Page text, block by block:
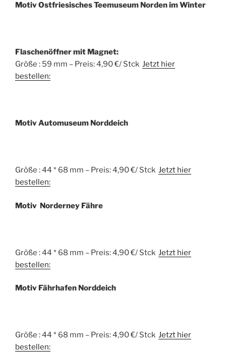
Motiv Ostfriesisches Teemuseum Norden im Winter
Flaschenöffner mit Magnet:
Größe : 59 mm – Preis: 4,90 €/ Stck Jetzt hier
bestellen:
Motiv Automuseum Norddeich
Größe : 44 * 68 mm – Preis: 4,90 €/ Stck Jetzt hier
bestellen:
Motiv Norderney Fähre
Größe : 44 * 68 mm – Preis: 4,90 €/ Stck Jetzt hier
bestellen:
Motiv Fährhafen Norddeich
Größe : 44 * 68 mm – Preis: 4,90 €/ Stck Jetzt hier
bestellen: